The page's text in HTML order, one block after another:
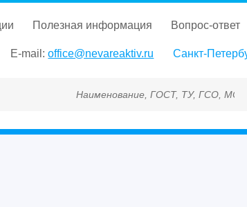
полезная информация вопрос-ответ
E-mail: office@nevareaktiv.ru Санкт-
Наименование, ГОСТ, ТУ, ГСО, МСО, ОСО, СОП,